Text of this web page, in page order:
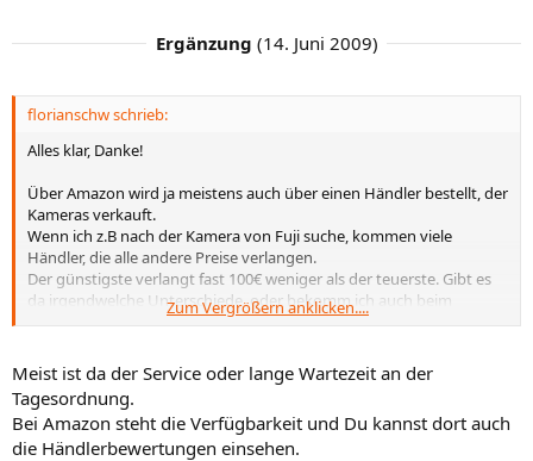
Ergänzung (14. Juni 2009)
florianschw schrieb:
Alles klar, Danke!
Über Amazon wird ja meistens auch über einen Händler bestellt, der
Kameras verkauft.
Wenn ich z.B nach der Kamera von Fuji suche, kommen viele
Händler, die alle andere Preise verlangen.
Der günstigste verlangt fast 100€ weniger als der teuerste. Gibt es
da irgendwelche Unterschiede, oder bekomm ich auch beim
günstigsten Händler ohne Probleme meine Ware?
Zum Vergrößern anklicken....
Meist ist da der Service oder lange Wartezeit an der
Tagesordnung.
Bei Amazon steht die Verfügbarkeit und Du kannst dort auch
die Händlerbewertungen einsehen.